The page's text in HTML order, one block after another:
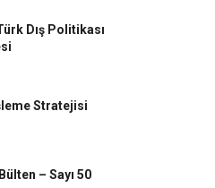
Dış Politikası
Stratejisi
– Sayı 50